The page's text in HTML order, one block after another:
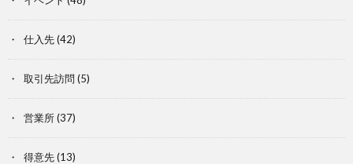
仕入先(42)
取引先訪問 (5)
営業所(37)
得意先(13)